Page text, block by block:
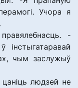
Учора я
-
інстыгатаравай
чым заслужыў
людзей не